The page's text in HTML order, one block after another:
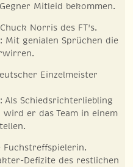
Mitleid bekommen.
Norris des FT's.
Mit genialen Sprüchen die
Einzelmeister
Als Schiedsrichterliebling
er das Team in einem
Fuchstreffspielerin.
Defizite des restlichen